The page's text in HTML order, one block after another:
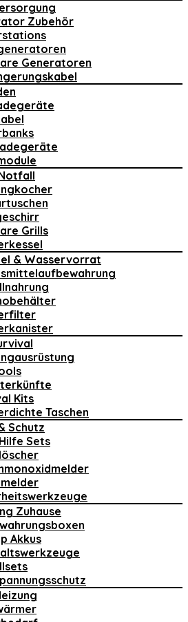
Zubehör
Generatoren
Grills
& Wasservorrat
Kits
Taschen
Schutz
Sets
Zuhause
Akkus